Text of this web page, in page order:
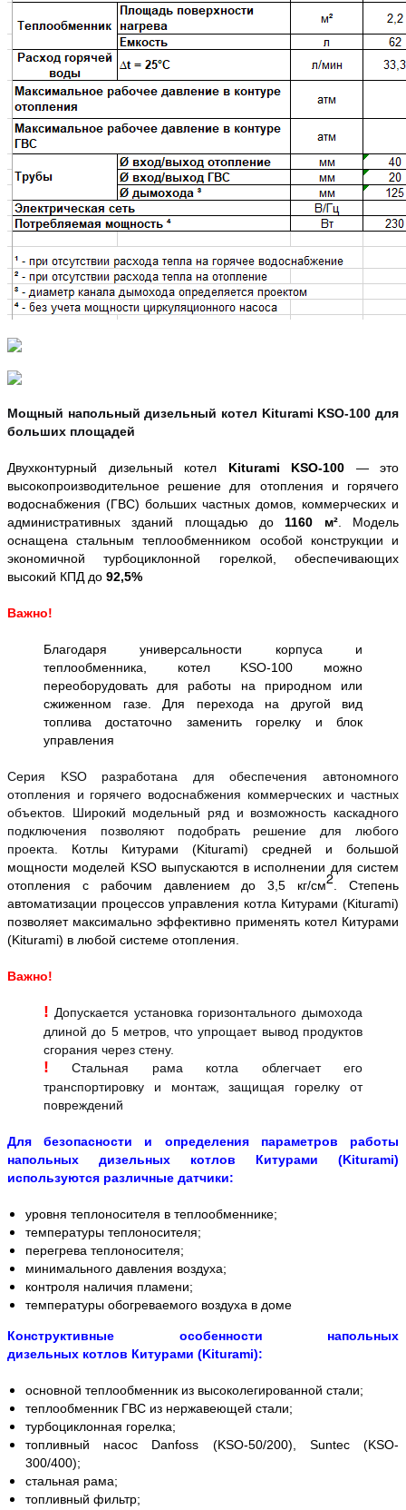
Мощный напольный дизельный котел Kiturami KSO-100 для
больших площадей
Двухконтурный дизельный котел Kiturami KSO-100 — это
высокопроизводительное решение для отопления и горячего
водоснабжения (ГВС) больших частных домов, коммерческих и
административных зданий площадью до 1160 м². Модель
оснащена стальным теплообменником особой конструкции и
экономичной турбоциклонной горелкой, обеспечивающих
высокий КПД до 92,5%
Важно!
Благодаря универсальности корпуса и
теплообменника, котел KSO-100 можно
переоборудовать для работы на природном или
сжиженном газе. Для перехода на другой вид
топлива достаточно заменить горелку и блок
управления
Серия KSO разработана для обеспечения автономного
отопления и горячего водоснабжения коммерческих и частных
объектов. Широкий модельный ряд и возможность каскадного
подключения позволяют подобрать решение для любого
проекта. Котлы Китурами (Kiturami) средней и большой
мощности моделей KSO выпускаются в исполнении для систем
отопления с рабочим давлением до 3,5 кг/см2 . Степень
автоматизации процессов управления котла Китурами (Kiturami)
позволяет максимально эффективно применять котел Китурами
(Kiturami) в любой системе отопления.
Важно!
! Допускается установка горизонтального дымохода
длиной до 5 метров, что упрощает вывод продуктов
сгорания через стену.
!
Стальная рама котла облегчает его
транспортировку и монтаж, защищая горелку от
повреждений
Для безопасности и определения параметров работы
напольных дизельных котлов Китурами (Kiturami)
используются различные датчики:
уровня теплоносителя в теплообменнике;
температуры теплоносителя;
перегрева теплоносителя;
минимального давления воздуха;
контроля наличия пламени;
температуры обогреваемого воздуха в доме
Конструктивные особенности напольных
дизельных котлов Китурами (Kiturami):
основной теплообменник из высоколегированной стали;
теплообменник ГВС из нержавеющей стали;
турбоциклонная горелка;
топливный насос Danfoss (KSO-50/200), Suntec (KSO-
300/400);
стальная рама;
топливный фильтр;